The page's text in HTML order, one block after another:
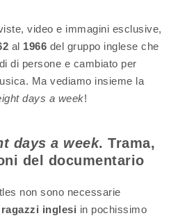
video e immagini esclusive,
al 1966 del gruppo inglese che
di persone e cambiato per
Ma vediamo insieme la
days a week!
days a week. Trama,
del documentario
non sono necessarie
inglesi in pochissimo